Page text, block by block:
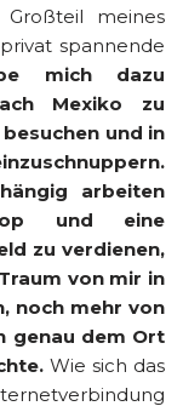
meines
spannende
mich dazu
Mexiko zu
und in
arbeiten
und eine
zu verdienen,
von mir in
noch mehr von
genau dem Ort
Wie sich das